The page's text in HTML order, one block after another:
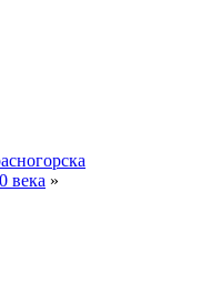
века »